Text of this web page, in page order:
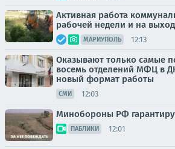
Активная работа
рабочей недели и на
МАРИУПОЛЬ 12:13
Оказывают только самые
восемь отделений МФЦ в
новый формат работы
СМИ 12:03
Минобороны РФ
ПАБЛИКИ 12:01